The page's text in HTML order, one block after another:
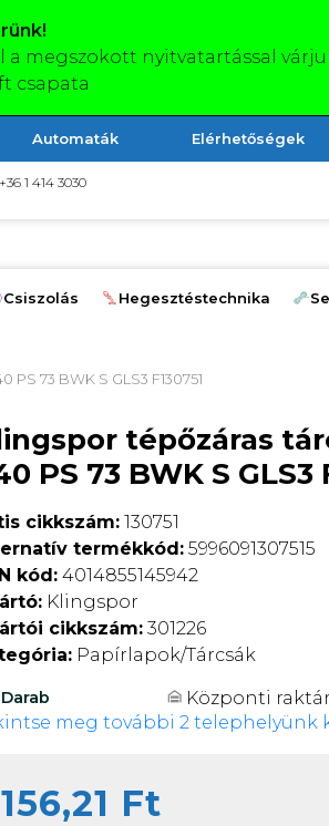
a megszokott nyitvatartással
csapata
Automaták Elérhetőségek
+36 1 414 3030
Csiszolás Hegesztéstechnika
73 BWK S GLS3 F130751
tépőzáras
PS 73 BWK S GLS3
cikkszám:130751
termékkód:5996091307515
kód:4014855145942
Klingspor
cikkszám:301226
Papírlapok/Tárcsák
Központi raktár
meg további 2 telephelyünk
156,21 Ft